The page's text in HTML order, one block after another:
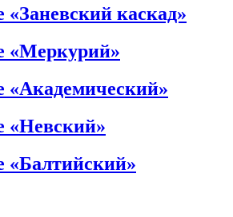
«Заневский каскад»
«Меркурий»
«Академический»
«Невский»
«Балтийский»